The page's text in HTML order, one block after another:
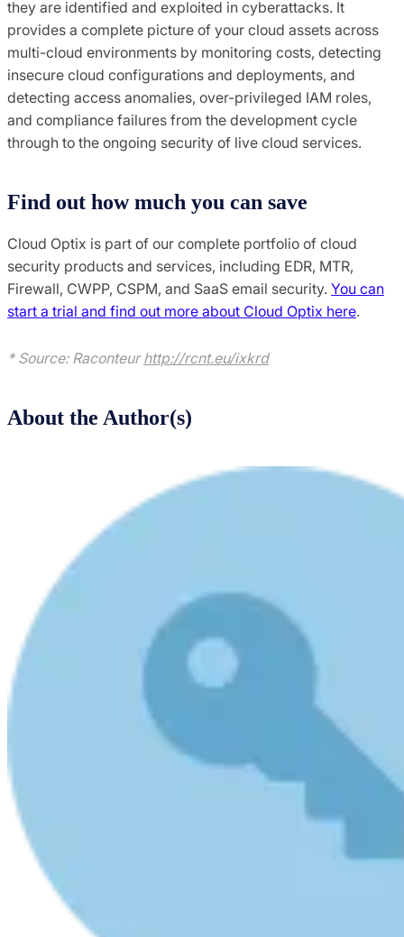
they are identified and exploited in cyberattacks. It
provides a complete picture of your cloud assets across
multi-cloud environments by monitoring costs, detecting
insecure cloud configurations and deployments, and
detecting access anomalies, over-privileged IAM roles,
and compliance failures from the development cycle
through to the ongoing security of live cloud services.
Find out how much you can save
Cloud Optix is part of our complete portfolio of cloud
security products and services, including EDR, MTR,
Firewall, CWPP, CSPM, and SaaS email security. You can
start a trial and find out more about Cloud Optix here.
* Source: Raconteurhttp://rcnt.eu/ixkrd
About the Author(s)